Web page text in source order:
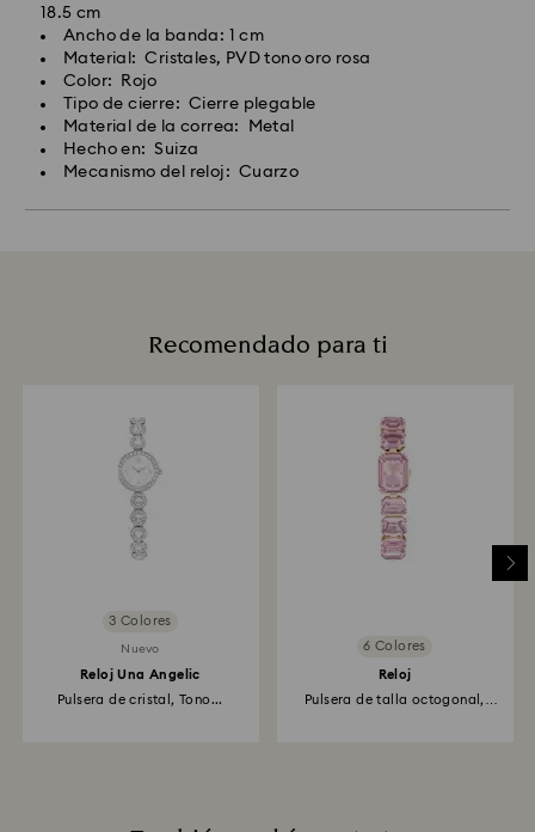
18.5 cm
Ancho de la banda: 1 cm
Material: Cristales, PVD tono oro rosa
Color: Rojo
Tipo de cierre: Cierre plegable
Material de la correa: Metal
Hecho en: Suiza
Mecanismo del reloj: Cuarzo
Recomendado para ti
3 Colores
Nuevo
Reloj Una Angelic
Pulsera de cristal, Tono...
6 Colores
Reloj
Pulsera de talla octogonal,